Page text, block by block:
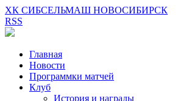
ХК СИБСЕЛЬМАШ НОВОСИБИРСК
RSS
Главная
Новости
Программки матчей
Клуб
История и награды